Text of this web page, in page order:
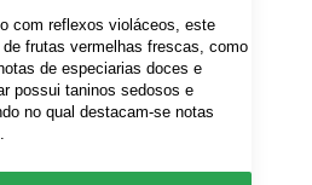
com reflexos violáceos, este
frutas vermelhas frescas, como
de especiarias doces e
possui taninos sedosos e
no qual destacam-se notas